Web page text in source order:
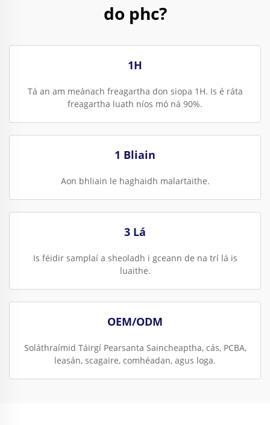
do phc?
1H
Tá an am meánach freagartha don siopa 1H. Is é ráta
freagartha luath níos mó ná 90%.
1 Bliain
Aon bhliain le haghaidh malartaithe.
3 Lá
Is féidir samplaí a sheoladh i gceann de na trí lá is
luaithe.
OEM/ODM
Soláthraímid Táirgí Pearsanta Saincheaptha, cás, PCBA,
leasán, scagaire, comhéadan, agus loga.